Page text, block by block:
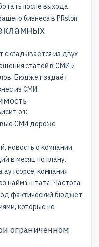
после выхода.
бизнеса в PRslon
складывается из двух
статей в СМИ и
Бюджет задаёт
из СМИ.
от:
СМИ дороже
новость о компании.
в месяц по плану.
аутсорсе: компания
найма штата. Частота
фактический бюджет
которые не
ограниченном